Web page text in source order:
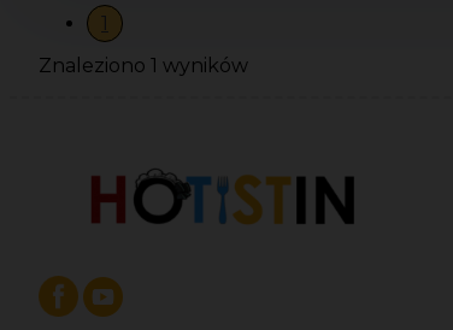
1
Znaleziono 1 wyników